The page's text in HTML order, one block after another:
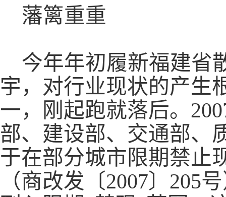
藩篱重重
今年年初履新福建省
宇，对行业现状的产生
一，刚起跑就落后。
部、建设部、交通部、
于在部分城市限期禁止
（商改发〔2007〕205